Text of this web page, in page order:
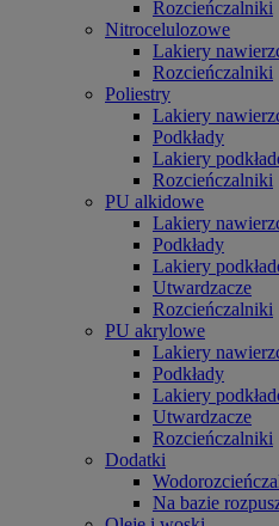
Rozcieńczalniki
Nitrocelulozowe
Lakiery
Rozcieńczalniki
Poliestry
Lakiery
Podkłady
Lakiery
Rozcieńczalniki
PU alkidowe
Lakiery
Podkłady
Lakiery
Utwardzacze
Rozcieńczalniki
PU akrylowe
Lakiery
Podkłady
Lakiery
Utwardzacze
Rozcieńczalniki
Dodatki
Na bazie